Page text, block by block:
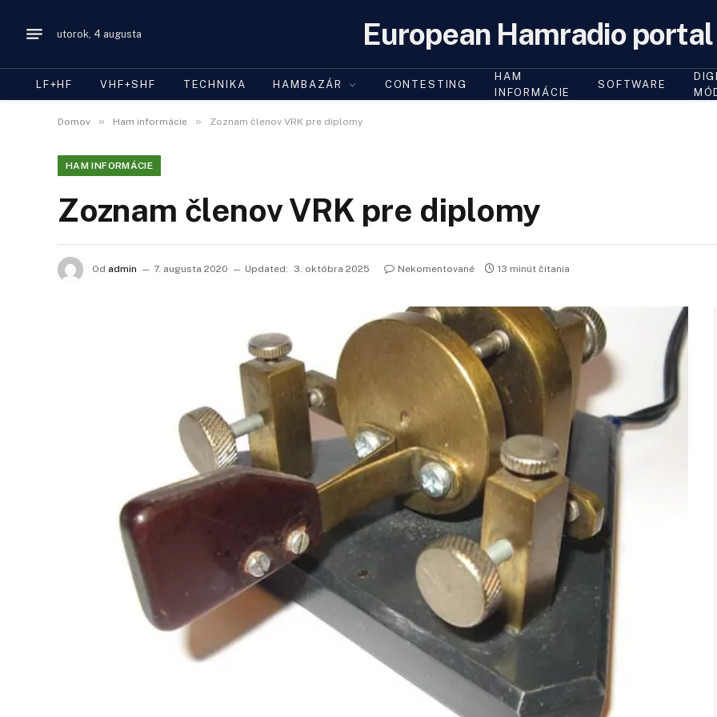
utorok, 4 augusta European Hamradio portal
LF+HF VHF+SHF TECHNIKA HAMBAZÁR CONTESTING
HAM
INFORMÁCIE
SOFTWARE
Domov » Ham informácie » Zoznam členov VRK pre diplomy
HAM INFORMÁCIE
Zoznam členov VRK pre diplomy
Od admin 7. augusta 2020 Updated: 3. októbra 2025 Nekomentované 13 minút čítania